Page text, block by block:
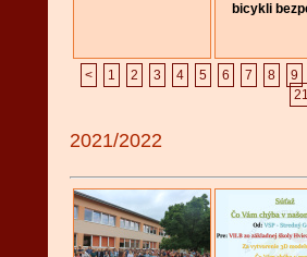
bicykli
< 1 2 3 4 5 6 7 8
9
2021/2022